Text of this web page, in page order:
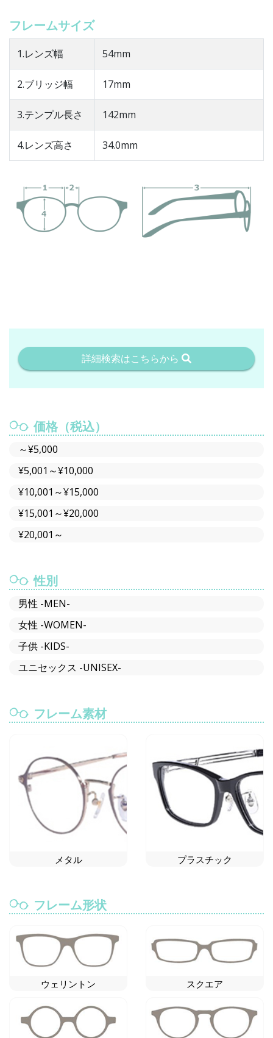
フレームサイズ
1.レンズ幅 54mm
2.ブリッジ幅 17mm
3.テンプル長さ 142mm
4.レンズ高さ 34.0mm
詳細検索はこちらから
価格（税込）
～¥5,000
¥5,001～¥10,000
¥10,001～¥15,000
¥15,001～¥20,000
¥20,001～
性別
男性 -MEN-
女性 -WOMEN-
子供 -KIDS-
ユニセックス -UNISEX-
フレーム素材
メタル プラスチック
フレーム形状
ウェリントン スクエア